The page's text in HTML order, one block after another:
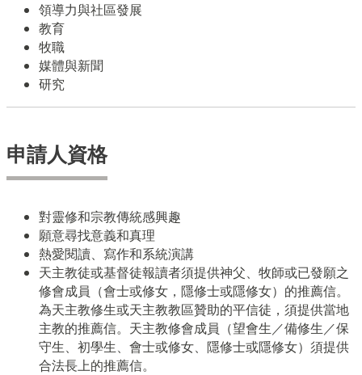
領導力與社區發展
教育
牧職
媒體與新聞
研究
申請人資格
對靈修和宗教傳統感興趣
願意尋找意義和真理
熱愛閱讀、寫作和系統演講
天主教徒或基督徒報讀者須提供神父、牧師或已發願之
修會成員（會士或修女，隱修士或隱修女）的推薦信。
為天主教修生或天主教教區贊助的平信徒，須提供當地
主教的推薦信。天主教修會成員（望會生／備修生／保
守生、初學生、會士或修女、隱修士或隱修女）須提供
合法長上的推薦信。